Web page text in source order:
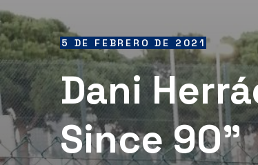
5 DE FEBRERO DE 2021
Dani
Since